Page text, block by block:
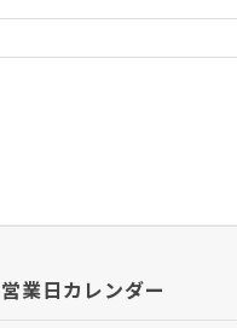
営業日カレンダー